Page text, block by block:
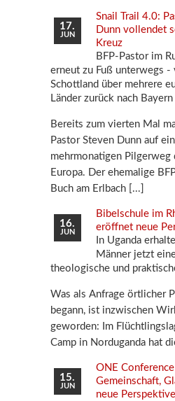
17.
JUN
Snail Trail 4.0:
Dunn vollendet
Kreuz
BFP-Pastor im
erneut zu Fuß unterwegs -
Schottland über mehrere
Länder zurück nach Bayern
Bereits zum vierten Mal
Pastor Steven Dunn auf
mehrmonatigen Pilgerweg
Europa. Der ehemalige
Buch am Erlbach
16.
JUN
Bibelschule im
eröffnet neue
In Uganda
Männer jetzt
theologische und
Was als Anfrage örtlicher
begann, ist inzwischen
geworden: Im
Camp in Norduganda hat
15.
JUN
ONE
Gemeinschaft,
neue